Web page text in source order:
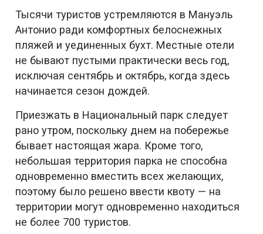
Тысячи туристов устремляются в Мануэль
Антонио ради комфортных белоснежных
пляжей и уединенных бухт. Местные отели
не бывают пустыми практически весь год,
исключая сентябрь и октябрь, когда здесь
начинается сезон дождей.
Приезжать в Национальный парк следует
рано утром, поскольку днем на побережье
бывает настоящая жара. Кроме того,
небольшая территория парка не способна
одновременно вместить всех желающих,
поэтому было решено ввести квоту — на
территории могут одновременно находиться
не более 700 туристов.